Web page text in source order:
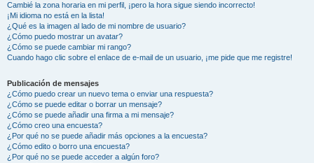
Cambié la zona horaria en mi perfil, ¡pero la hora sigue siendo incorrecto!
¡Mi idioma no está en la lista!
¿Qué es la imagen al lado de mi nombre de usuario?
¿Cómo puedo mostrar un avatar?
¿Cómo se puede cambiar mi rango?
Cuando hago clic sobre el enlace de e-mail de un usuario, ¡me pide que me registre!
Publicación de mensajes
¿Cómo puedo crear un nuevo tema o enviar una respuesta?
¿Cómo se puede editar o borrar un mensaje?
¿Cómo se puede añadir una firma a mi mensaje?
¿Cómo creo una encuesta?
¿Por qué no se puede añadir más opciones a la encuesta?
¿Cómo edito o borro una encuesta?
¿Por qué no se puede acceder a algún foro?